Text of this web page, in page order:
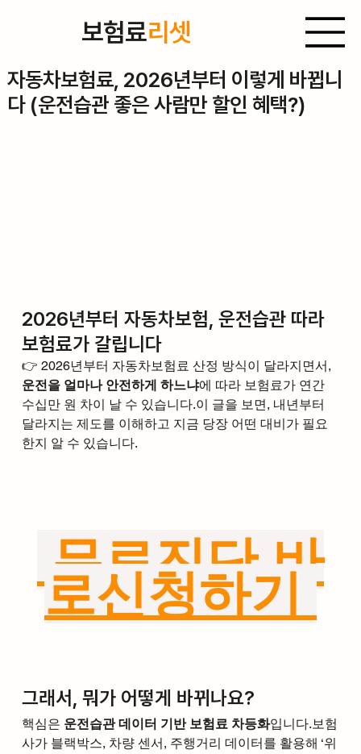
보험료리셋
자동차보험료, 2026년부터 이렇게 바뀝니
다 (운전습관 좋은 사람만 할인 혜택?)
2026년부터 자동차보험, 운전습관 따라
보험료가 갈립니다
👉 2026년부터 자동차보험료 산정 방식이 달라지면서,
운전을 얼마나 안전하게 하느냐에 따라 보험료가 연간
수십만 원 차이 날 수 있습니다.이 글을 보면, 내년부터
달라지는 제도를 이해하고 지금 당장 어떤 대비가 필요
한지 알 수 있습니다.
무료진단 바
로신청하기
그래서, 뭐가 어떻게 바뀌나요?
핵심은 운전습관 데이터 기반 보험료 차등화입니다.보험
사가 블랙박스, 차량 센서, 주행거리 데이터를 활용해 ‘위